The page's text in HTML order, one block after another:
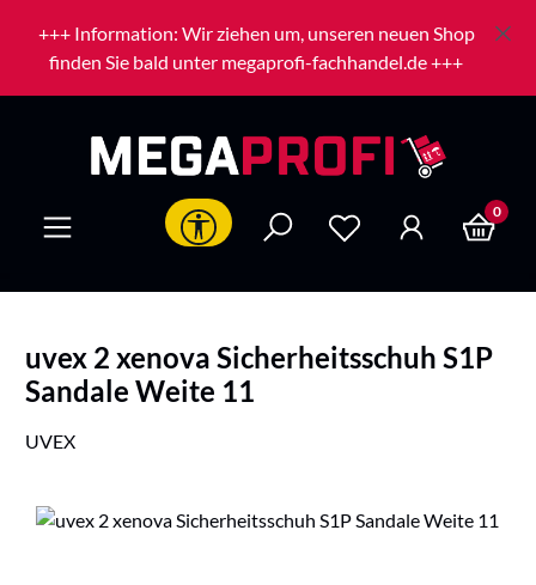
Zum Hauptinhalt springen
+++ Information: Wir ziehen um, unseren neuen Shop
finden Sie bald unter megaprofi-fachhandel.de +++
Werkzeugleiste anzeigen 0
uvex 2 xenova Sicherheitsschuh S1P
Sandale Weite 11
UVEX
Bildergalerie überspringen